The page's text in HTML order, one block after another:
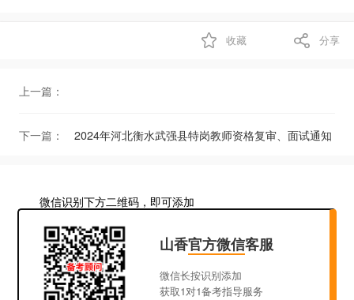
收藏 分享
上一篇：
下一篇： 2024年河北衡水武强县特岗教师资格复审、面试通知
微信识别下方二维码，即可添加
山香官方微信客服
微信长按识别添加
获取1对1备考指导服务